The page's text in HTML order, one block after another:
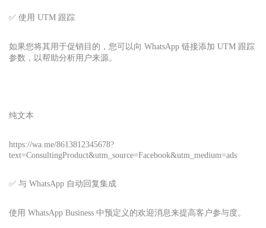
✅ 使用 UTM 跟踪
如果您将其用于促销目的，您可以向 WhatsApp 链接添加 UTM 跟踪
参数，以帮助分析用户来源。
纯文本
https://wa.me/8613812345678?
text=ConsultingProduct&utm_source=Facebook&utm_medium=ads
✅ 与 WhatsApp 自动回复集成
使用 WhatsApp Business 中预定义的欢迎消息来提高客户参与度。